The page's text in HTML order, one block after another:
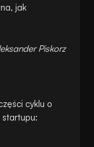
jak
Piskorz
cyklu o